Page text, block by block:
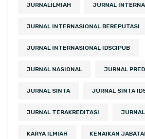
JURNALILMIAH JURNAL
JURNAL INTERNASIONAL BEREPUTASI
JURNAL INTERNASIONAL IDSCIPUB
JURNAL NASIONAL JURNAL
JURNAL SINTA JURNAL SINTA
JURNAL TERAKREDITASI
KARYA ILMIAH KENAIKAN